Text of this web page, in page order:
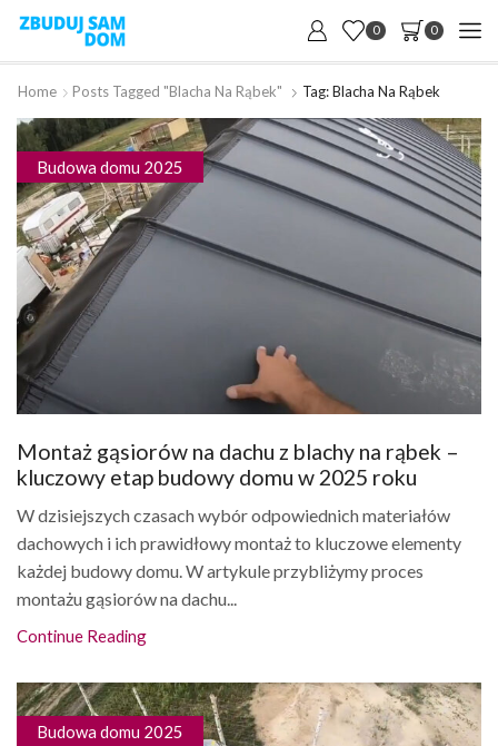
0 0
Home Posts Tagged "blacha Na Rąbek" Tag: Blacha Na Rąbek
Budowa domu 2025
Montaż gąsiorów na dachu z blachy na rąbek –
kluczowy etap budowy domu w 2025 roku
W dzisiejszych czasach wybór odpowiednich materiałów
dachowych i ich prawidłowy montaż to kluczowe elementy
każdej budowy domu. W artykule przybliżymy proces
montażu gąsiorów na dachu...
Continue Reading
Budowa domu 2025